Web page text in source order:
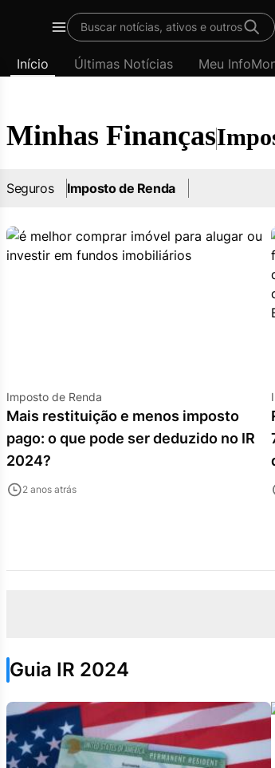
InfoMoney
Menu
Buscar notícias, ativos e outros
Início Últimas Notícias Meu
Minhas Finanças
Seguros Imposto de Renda
Imposto de Renda
Mais restituição e menos imposto
pago: o que pode ser deduzido no IR
2024?
2 anos atrás
Guia IR 2024